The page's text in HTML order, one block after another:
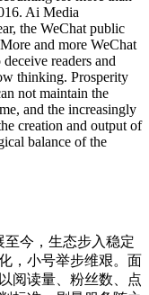
Ai Media
the WeChat public
and more WeChat
readers and
thinking. Prosperity
not maintain the
and the increasingly
creation and output of
balance of the
今，生态步入稳定
，小号举步维艰。面
阅读量、粉丝数、点